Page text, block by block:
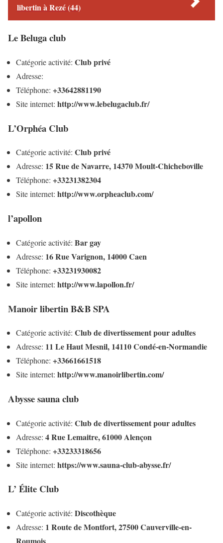
libertin à Rezé (44)
Le Beluga club
Catégorie activité: Club privé
Adresse:
Téléphone: +33642881190
Site internet: http://www.lebelugaclub.fr/
L’Orphéa Club
Catégorie activité: Club privé
Adresse: 15 Rue de Navarre, 14370 Moult-Chicheboville
Téléphone: +33231382304
Site internet: http://www.orpheaclub.com/
l’apollon
Catégorie activité: Bar gay
Adresse: 16 Rue Varignon, 14000 Caen
Téléphone: +33231930082
Site internet: http://www.lapollon.fr/
Manoir libertin B&B SPA
Catégorie activité: Club de divertissement pour adultes
Adresse: 11 Le Haut Mesnil, 14110 Condé-en-Normandie
Téléphone: +33661661518
Site internet: http://www.manoirlibertin.com/
Abysse sauna club
Catégorie activité: Club de divertissement pour adultes
Adresse: 4 Rue Lemaitre, 61000 Alençon
Téléphone: +33233318656
Site internet: https://www.sauna-club-abysse.fr/
L’ Élite Club
Catégorie activité: Discothèque
Adresse: 1 Route de Montfort, 27500 Cauverville-en-